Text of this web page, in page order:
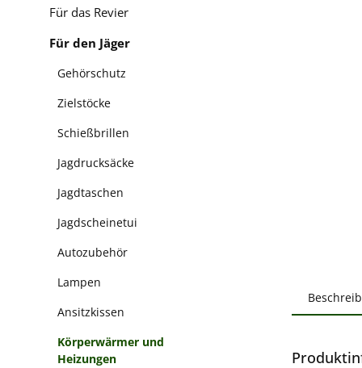
Für das Revier
Für den Jäger
Gehörschutz
Zielstöcke
Schießbrillen
Jagdrucksäcke
Jagdtaschen
Jagdscheinetui
Autozubehör
Lampen
Ansitzkissen
Körperwärmer und
Heizungen